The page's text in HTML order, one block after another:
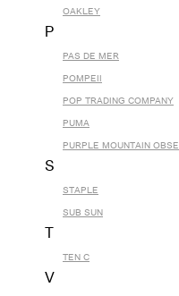
OAKLEY
P
PAS DE MER
POMPEII
POP TRADING COMPANY
PUMA
PURPLE MOUNTAIN
S
STAPLE
SUB SUN
TEN C
V